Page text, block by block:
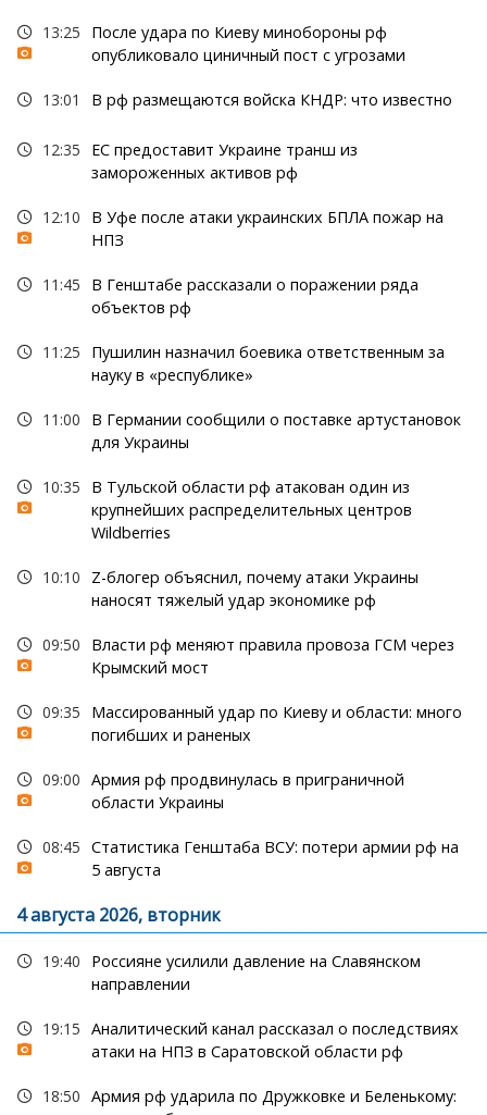
13:25
После удара по Киеву минобороны рф
опубликовало циничный пост с угрозами
13:01 В рф размещаются войска КНДР: что известно
12:35
ЕС предоставит Украине транш из
замороженных активов рф
12:10
В Уфе после атаки украинских БПЛА пожар на
НПЗ
11:45
В Генштабе рассказали о поражении ряда
объектов рф
11:25
Пушилин назначил боевика ответственным за
науку в «республике»
11:00
В Германии сообщили о поставке артустановок
для Украины
10:35
В Тульской области рф атакован один из
крупнейших распределительных центров
Wildberries
10:10
Z-блогер объяснил, почему атаки Украины
наносят тяжелый удар экономике рф
09:50
Власти рф меняют правила провоза ГСМ через
Крымский мост
09:35
Массированный удар по Киеву и области: много
погибших и раненых
09:00 Армия рф продвинулась в приграничной
области Украины
08:45 Статистика Генштаба ВСУ: потери армии рф на
5 августа
4 августа 2026, вторник
19:40
Россияне усилили давление на Славянском
направлении
19:15 Аналитический канал рассказал о последствиях
атаки на НПЗ в Саратовской области рф
18:50 Армия рф ударила по Дружковке и Беленькому: